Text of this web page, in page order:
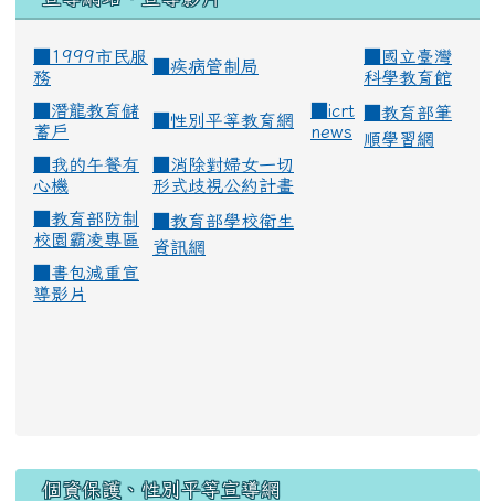
■1999市民服
務
疾病管制局
國立臺灣
科學教育館
潛龍教育儲
蓄戶
性別平等教育網
icrt
news
教育部筆
順學習網
我的午餐有
心機
消除對婦女一切
形式歧視公約計畫
教育部防制
校園霸凌專區
教育部學校衛生
資訊網
書包減重宣
導影片
個資保護、性別平等宣導網